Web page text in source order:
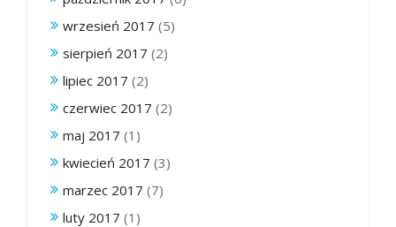
wrzesień 2017 (5)
sierpień 2017 (2)
lipiec 2017 (2)
czerwiec 2017 (2)
maj 2017 (1)
kwiecień 2017 (3)
marzec 2017 (7)
luty 2017 (1)